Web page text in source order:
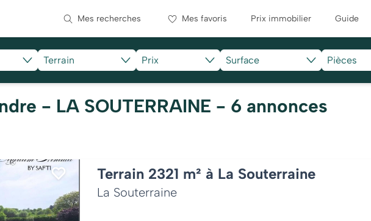
Mes recherches Mes favoris Prix immobilier Guide
Terrain Prix Surface Pièces
- LA SOUTERRAINE - 6 annonces
Terrain 2321 m² à La Souterraine
La Souterraine